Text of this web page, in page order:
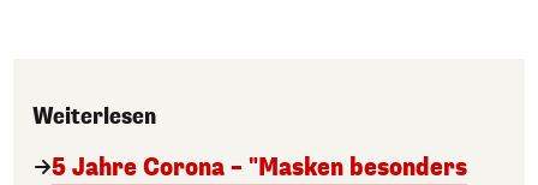
Weiterlesen
5 Jahre Corona – "Masken besonders